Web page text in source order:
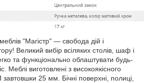
"Магістр" — свобода дій і
Великий вибір всіляких столів, шаф і
та функціонально облаштувати будь-
Меблі виготовлені з високоякісного
25 мм. Бічні поверхні, полиці,